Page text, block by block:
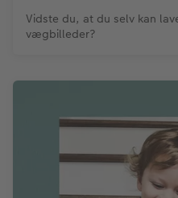
Vidste du, at du selv kan
vægbilleder?